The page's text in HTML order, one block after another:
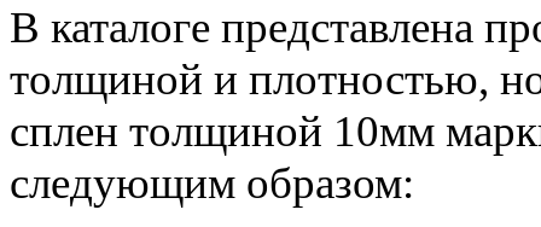
В каталоге представлена
толщиной и плотностью,
сплен толщиной 10мм
следующим образом: